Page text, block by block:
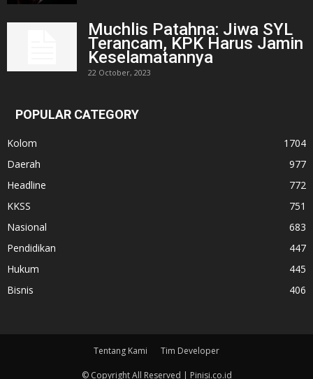
Muchlis Patahna: Jiwa SYL
Terancam, KPK Harus Jamin
Keselamatannya
22 October, 2023
POPULAR CATEGORY
Kolom
1704
Daerah
977
Headline
772
KKSS
751
Nasional
683
Pendidikan
447
Hukum
445
Bisnis
406
Tentang Kami Tim Developer
© Copyright All Reserved | Pinisi.co.id